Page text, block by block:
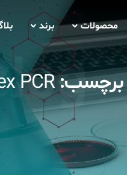
محصولات برند
برچسب:PCR